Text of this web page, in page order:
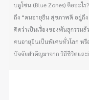
บลูโซน (Blue Zones) คืออะไ
ถึง “คนอายุยืน สุขภาพดี อยู่ถึง
คิดว่าเป็นเรื่องของพันธุกรรม
คนอายุยืนเป็นพิเศษทั่วโลก หรื
ปัจจัยสำคัญมาจาก วิถีชีวิตและ